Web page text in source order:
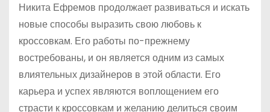
Никита Ефремов продолжает развиваться и искать
новые способы выразить свою любовь к
кроссовкам. Его работы по-прежнему
востребованы, и он является одним из самых
влиятельных дизайнеров в этой области. Его
карьера и успех являются воплощением его
страсти к кроссовкам и желанию делиться своим